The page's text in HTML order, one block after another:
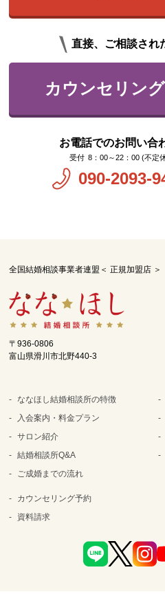
直接、ご相談され
カウンセリング
お電話でのお問い合
8：00～22：00 (不定
090-2093-
全国結婚相談事業者連盟＜ 正規加盟店 ＞
〒936-0806
富山県滑川市北野440-3
ななほし結婚相談所の特徴
入会案内・料金プラン
サロン紹介
結婚相談所Q&A
ご成婚までの流れ
カウンセリング予約
資料請求